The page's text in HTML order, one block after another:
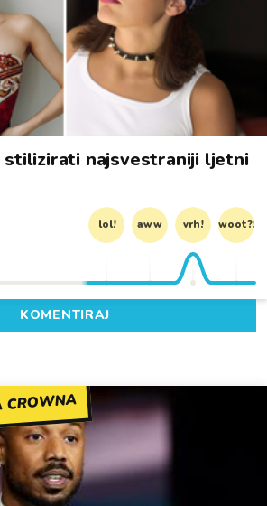
stilizirati najsvestraniji ljetni
lol! aww vrh! woot?!
KOMENTIRAJ
CROWNA